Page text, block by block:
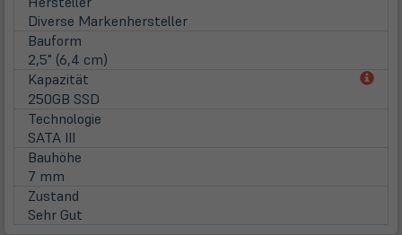
Diverse Markenhersteller
Bauform
2,5" (6,4 cm)
Kapazität
250GB SSD
Technologie
SATA III
Bauhöhe
7 mm
Zustand
Sehr Gut